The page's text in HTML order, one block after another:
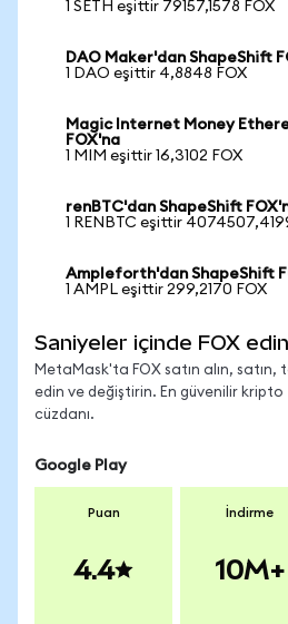
1 SETH eşittir 79157,1578 FOX
DAO Maker'dan ShapeShift
1 DAO eşittir 4,8848 FOX
Magic Internet Money
FOX'na
1 MIM eşittir 16,3102 FOX
renBTC'dan ShapeShift
1 RENBTC eşittir
Ampleforth'dan ShapeShift
1 AMPL eşittir 299,2170 FOX
Saniyeler içinde FOX
MetaMask'ta FOX satın alın, satın,
edin ve değiştirin. En güvenilir kripto
cüzdanı.
Google Play
Puan
4.4
İndirme
10M+